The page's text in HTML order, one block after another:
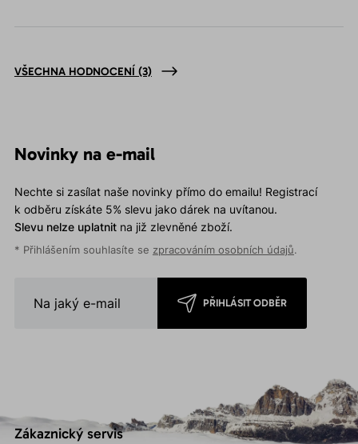
VŠECHNA HODNOCENÍ (3)
Novinky na e-mail
Nechte si zasílat naše novinky přímo do emailu! Registrací
k odběru získáte 5% slevu jako dárek na uvítanou.
Slevu nelze uplatnitna již zlevněné zboží.
* Přihlášením souhlasíte se zpracováním osobních údajů.
PŘIHLÁSIT ODBĚR
Zákaznický servis